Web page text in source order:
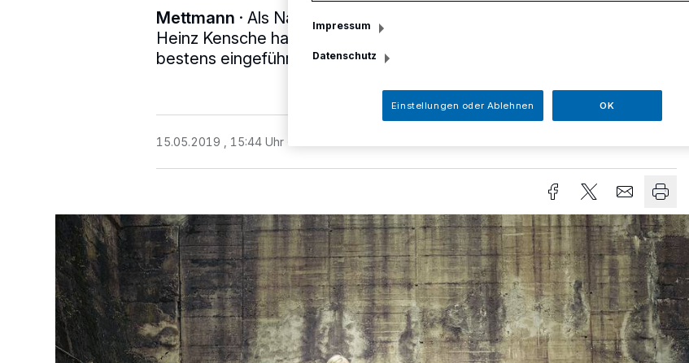
Mettmann · Als Nachfolger des langjährigen Musikschulleiters Karl-
Heinz Kensche hat sich der junge Gitarrist Markus Sich in Mettmann
bestens eingeführt.
15.05.2019 , 15:44 Uhr
Impressum
Datenschutz
Einstellungen oder Ablehnen OK